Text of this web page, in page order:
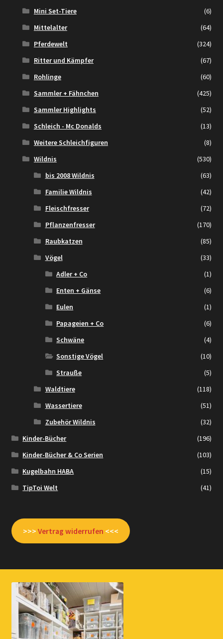
Mini Set-Tiere
(6)
Mittelalter
(64)
Pferdewelt
(324)
Ritter und Kämpfer
(67)
Rohlinge
(60)
Sammler + Fähnchen
(425)
Sammler Highlights
(52)
Schleich - Mc Donalds
(13)
Weitere Schleichfiguren
(8)
Wildnis
(530)
bis 2008 Wildnis
(63)
Familie Wildnis
(42)
Fleischfresser
(72)
Pflanzenfresser
(170)
Raubkatzen
(85)
Vögel
(33)
Adler + Co
(1)
Enten + Gänse
(6)
Eulen
(1)
Papageien + Co
(6)
Schwäne
(4)
Sonstige Vögel
(10)
Strauße
(5)
Waldtiere
(118)
Wassertiere
(51)
Zubehör Wildnis
(32)
Kinder-Bücher
(196)
Kinder-Bücher & Co Serien
(103)
Kugelbahn HABA
(15)
TipToi Welt
(41)
>>> Vertrag widerrufen <<<